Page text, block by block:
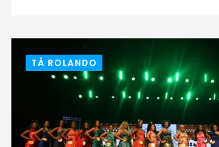
TÁ ROLANDO